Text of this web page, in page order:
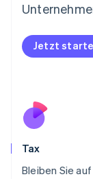
Jetzt
Tax
Bleiben Sie
Nederlands
English
Österreich
Portugal
Português
Schweden